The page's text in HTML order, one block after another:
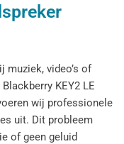
muziek, video’s of
KEY2 LE
wij professionele
uit. Dit probleem
of geen geluid